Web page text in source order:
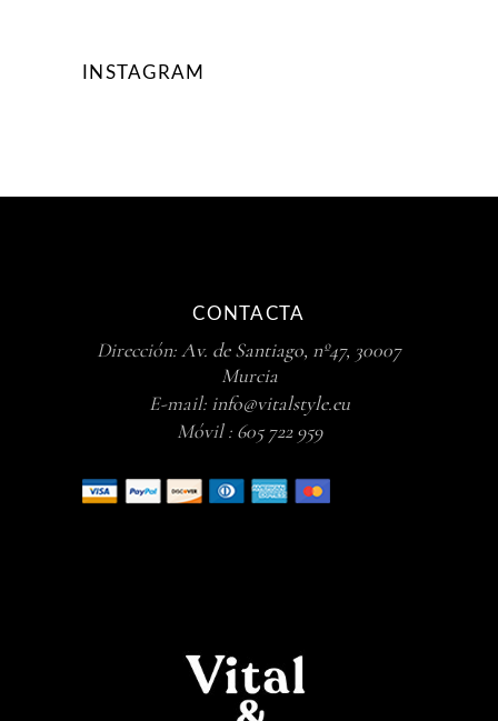
INSTAGRAM
CONTACTA
Dirección:Av. de Santiago, nº47, 30007
Murcia
E-mail: info@vitalstyle.eu
Móvil : 605 722 959